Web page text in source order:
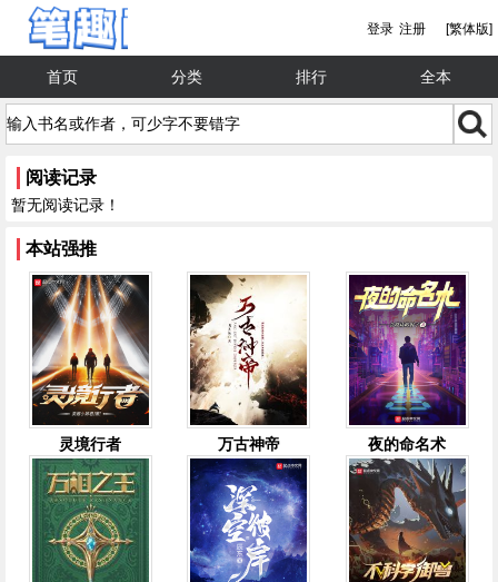
[繁体版]
登录 注册
首页 分类 排行 全本
阅读记录
暂无阅读记录！
本站强推
灵境行者 万古神帝 夜的命名术